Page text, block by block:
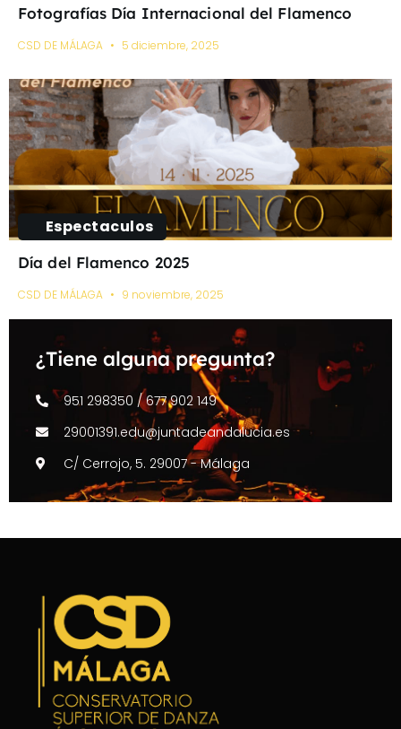
Fotografías Día Internacional del Flamenco
CSD DE MÁLAGA 5 diciembre, 2025
Espectaculos
Día del Flamenco 2025
CSD DE MÁLAGA 9 noviembre, 2025
¿Tiene alguna pregunta?
951 298350 / 677 902 149
29001391.edu@juntadeandalucia.es
C/ Cerrojo, 5. 29007 - Málaga